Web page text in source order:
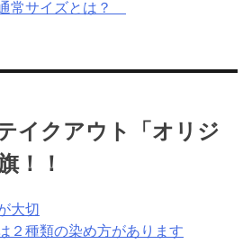
常サイズとは？
イクアウト「オリジ
！！
大切
２種類の染め方があります